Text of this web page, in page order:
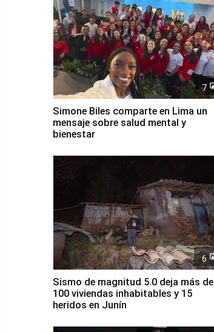
7
Simone Biles comparte en Lima un
mensaje sobre salud mental y
bienestar
6
Sismo de magnitud 5.0 deja más de
100 viviendas inhabitables y 15
heridos en Junín